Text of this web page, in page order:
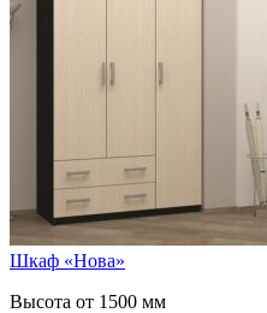
Шкаф «Нова»
Высота от 1500 мм